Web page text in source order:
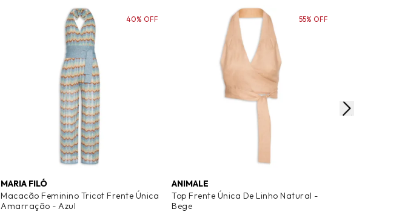
MARIA FILÓ
Macacão Feminino Tricot Frente Única
Amarração - Azul
40% OFF
ANIMALE
Top Frente Única De Linho Natural -
Bege
55% OFF